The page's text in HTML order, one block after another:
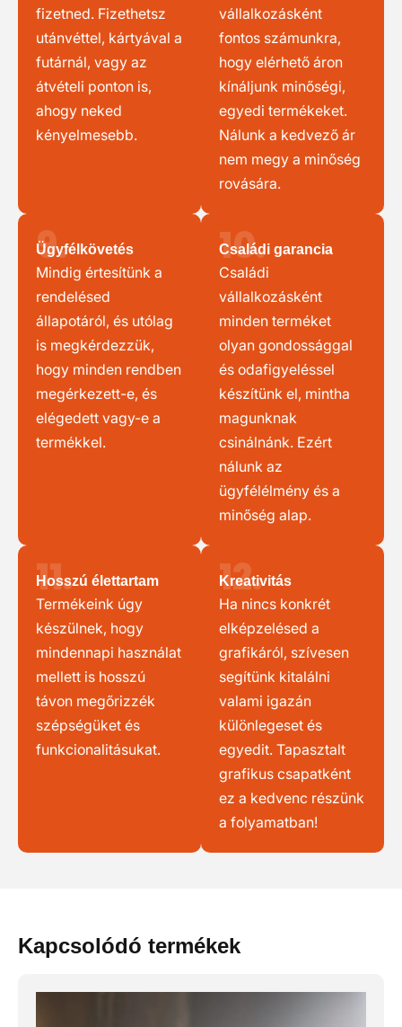
fizetned. Fizethetsz
utánvéttel, kártyával a
futárnál, vagy az
átvételi ponton is,
ahogy neked
kényelmesebb.
vállalkozásként
fontos számunkra,
hogy elérhető áron
kínáljunk minőségi,
egyedi termékeket.
Nálunk a kedvező ár
nem megy a minőség
rovására.
9.
Ügyfélkövetés
Mindig értesítünk a
rendelésed
állapotáról, és utólag
is megkérdezzük,
hogy minden rendben
megérkezett-e, és
elégedett vagy-e a
termékkel.
10.
Családi garancia
Családi
vállalkozásként
minden terméket
olyan gondossággal
és odafigyeléssel
készítünk el, mintha
magunknak
csinálnánk. Ezért
nálunk az
ügyfélélmény és a
minőség alap.
11.
Hosszú élettartam
Termékeink úgy
készülnek, hogy
mindennapi használat
mellett is hosszú
távon megőrizzék
szépségüket és
funkcionalitásukat.
12.
Kreativitás
Ha nincs konkrét
elképzelésed a
grafikáról, szívesen
segítünk kitalálni
valami igazán
különlegeset és
egyedit. Tapasztalt
grafikus csapatként
ez a kedvenc részünk
a folyamatban!
Kapcsolódó termékek